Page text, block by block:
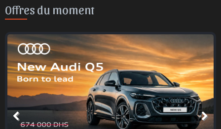
Offres du moment